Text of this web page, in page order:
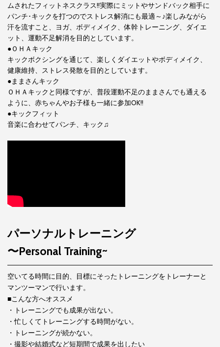
ムされたフィットネスクラス!!実際にミットやサンドバック相手に
パンチ･キックを打つのでストレス解消にも最適～♪楽しみながら
汗を流すこと、ヨガ、ボディメイク、体幹トレーニング、ダイエ
ット、運動不足解消を目的としています。
●ＯＨＡキック
キックボクシングを通じて、楽しくダイエットやボディメイク、
健康維持、ストレス発散を目的としています。
●ままさんキック
ＯＨＡキックと同様ですが、普段運動不足のままさんでも通える
ように、赤ちゃんやお子様も一緒に参加OK!!
●キックフィット
音楽に合わせてパンチ、キック♫
パーソナルトレーニング
〜Personal Training~
空いてる時間に目的、目標にそったトレーニングをトレーナーと
マンツーマンで行います。
■こんな方へオススメ
・トレーニングでも成果が出ない。
・忙しくてトレーニングする時間がない。
・トレーニングが続かない。
・撮影や結婚式など短期間で成果を出したい